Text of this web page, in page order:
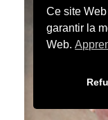
Ce site
garantir la
Web.